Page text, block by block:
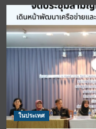
ในประเทศ